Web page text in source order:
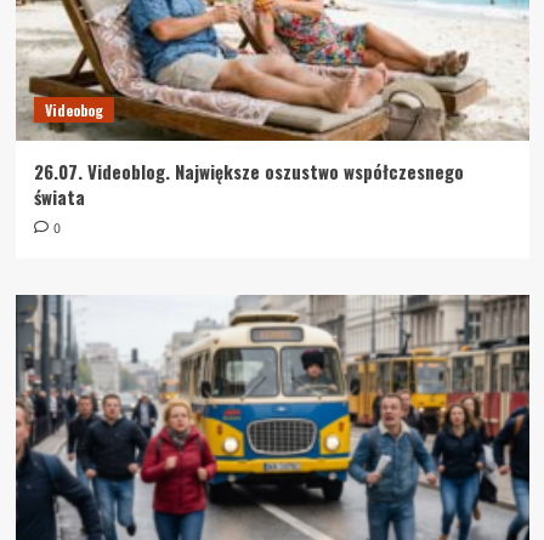
Videobog
26.07. Videoblog. Największe oszustwo współczesnego
świata
0